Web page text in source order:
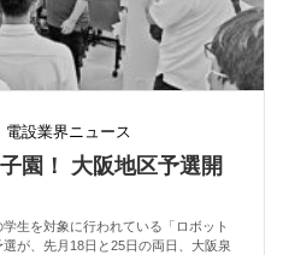
電設業界ニュース
園！ 大阪地区予選開
生を対象に行われている「ロボット
が、先月18日と25日の両日、大阪泉